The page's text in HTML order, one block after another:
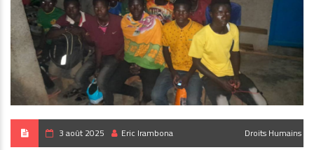
3 août 2025 Eric Irambona Droits Humains